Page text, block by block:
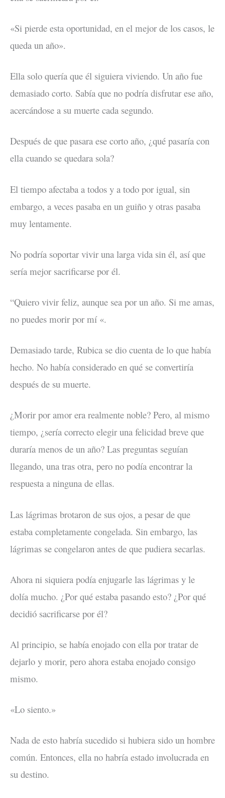
«Si pierde esta oportunidad, en el mejor de los casos, le
queda un año».
Ella solo quería que él siguiera viviendo. Un año fue
demasiado corto. Sabía que no podría disfrutar ese año,
acercándose a su muerte cada segundo.
Después de que pasara ese corto año, ¿qué pasaría con
ella cuando se quedara sola?
El tiempo afectaba a todos y a todo por igual, sin
embargo, a veces pasaba en un guiño y otras pasaba
muy lentamente.
No podría soportar vivir una larga vida sin él, así que
sería mejor sacrificarse por él.
“Quiero vivir feliz, aunque sea por un año. Si me amas,
no puedes morir por mí «.
Demasiado tarde, Rubica se dio cuenta de lo que había
hecho. No había considerado en qué se convertiría
después de su muerte.
¿Morir por amor era realmente noble? Pero, al mismo
tiempo, ¿sería correcto elegir una felicidad breve que
duraría menos de un año? Las preguntas seguían
llegando, una tras otra, pero no podía encontrar la
respuesta a ninguna de ellas.
Las lágrimas brotaron de sus ojos, a pesar de que
estaba completamente congelada. Sin embargo, las
lágrimas se congelaron antes de que pudiera secarlas.
Ahora ni siquiera podía enjugarle las lágrimas y le
dolía mucho. ¿Por qué estaba pasando esto? ¿Por qué
decidió sacrificarse por él?
Al principio, se había enojado con ella por tratar de
dejarlo y morir, pero ahora estaba enojado consigo
mismo.
«Lo siento.»
Nada de esto habría sucedido si hubiera sido un hombre
común. Entonces, ella no habría estado involucrada en
su destino.